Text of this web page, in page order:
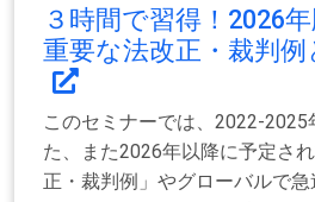
３時間で習得！2026
重要な法改正・裁判例
このセミナーでは、2022-
た、また2026年以降に予定さ
正・裁判例」やグローバルで